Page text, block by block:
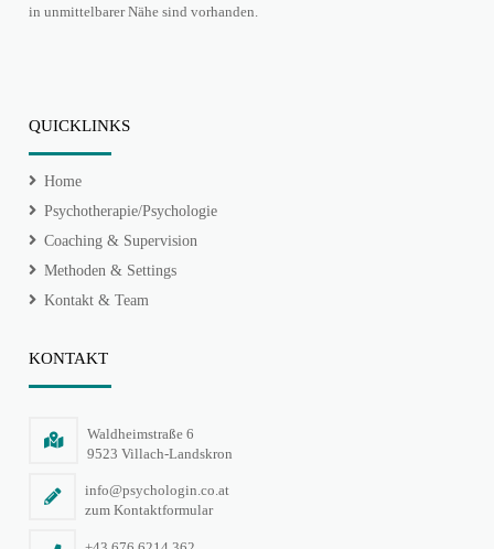
in unmittelbarer Nähe sind vorhanden.
QUICKLINKS
Home
Psychotherapie/Psychologie
Coaching & Supervision
Methoden & Settings
Kontakt & Team
KONTAKT
Waldheimstraße 6
9523 Villach-Landskron
info@psychologin.co.at
zum Kontaktformular